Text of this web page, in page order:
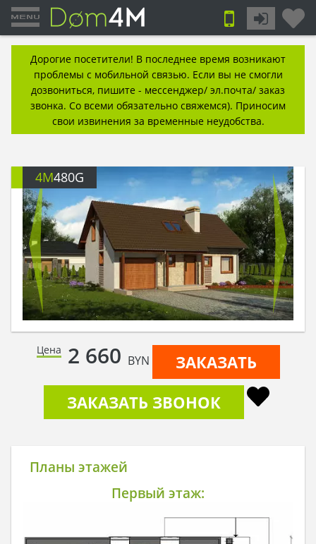
Дорогие посетители! В последнее время возникают
проблемы с мобильной связью. Если вы не смогли
дозвониться, пишите - мессенджер/ эл.почта/ заказ
звонка. Со всеми обязательно свяжемся). Приносим
свои извинения за временные неудобства.
4M480G
Цена 2 660 BYN
ЗАКАЗАТЬ
ЗАКАЗАТЬ ЗВОНОК
Планы этажей
Первый этаж: